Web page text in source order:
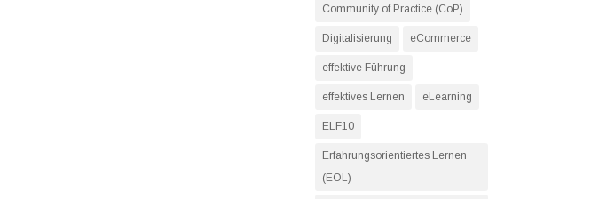
Community of Practice (CoP)
Digitalisierung eCommerce
effektive Führung
effektives Lernen eLearning
ELF10
Erfahrungsorientiertes Lernen
(EOL)